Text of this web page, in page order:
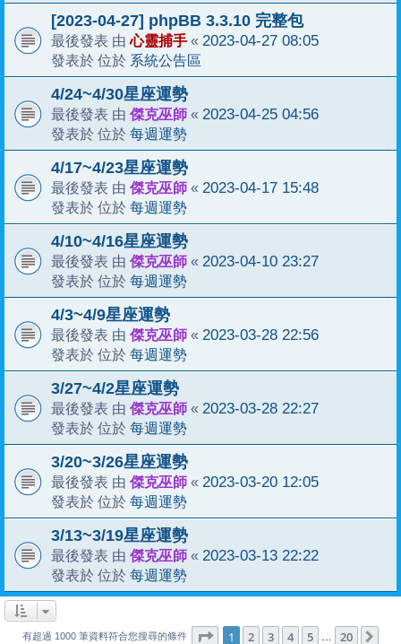
[2023-04-27] phpBB 3.3.10 完整包
最後發表 由心靈捕手 « 2023-04-27 08:05
發表於 位於 系統公告區
4/24~4/30星座運勢
最後發表 由 傑克巫師 « 2023-04-25 04:56
發表於 位於 每週運勢
4/17~4/23星座運勢
最後發表 由 傑克巫師 « 2023-04-17 15:48
發表於 位於 每週運勢
4/10~4/16星座運勢
最後發表 由 傑克巫師 « 2023-04-10 23:27
發表於 位於 每週運勢
4/3~4/9星座運勢
最後發表 由 傑克巫師 « 2023-03-28 22:56
發表於 位於 每週運勢
3/27~4/2星座運勢
最後發表 由 傑克巫師 « 2023-03-28 22:27
發表於 位於 每週運勢
3/20~3/26星座運勢
最後發表 由 傑克巫師 « 2023-03-20 12:05
發表於 位於 每週運勢
3/13~3/19星座運勢
最後發表 由 傑克巫師 « 2023-03-13 22:22
發表於 位於 每週運勢
有超過 1000 筆資料符合您搜尋的條件 第1 頁 (共 20頁)
1 2 3 4 5 … 20